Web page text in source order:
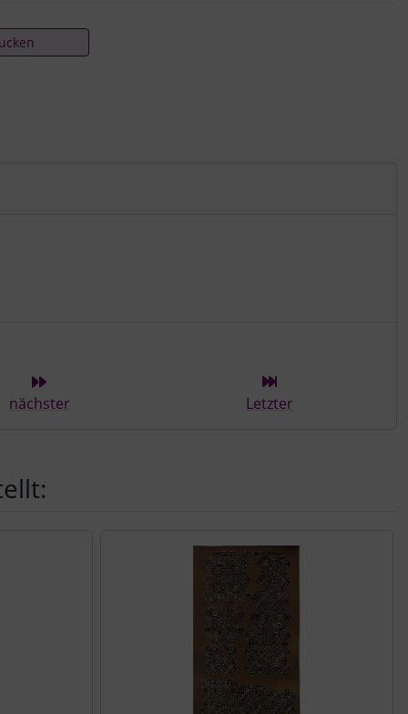
nächster Letzter